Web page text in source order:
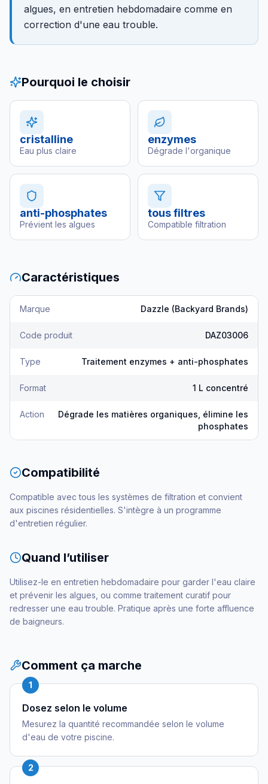
algues, en entretien hebdomadaire comme en
correction d'une eau trouble.
Pourquoi le choisir
cristalline
Eau plus claire
enzymes
Dégrade l'organique
anti-phosphates
Prévient les algues
tous filtres
Compatible filtration
Caractéristiques
Marque Dazzle (Backyard Brands)
Code produit DAZ03006
Type Traitement enzymes + anti-phosphates
Format 1 L concentré
Action
Dégrade les matières organiques, élimine les
phosphates
Compatibilité
Compatible avec tous les systèmes de filtration et convient
aux piscines résidentielles. S'intègre à un programme
d'entretien régulier.
Quand l’utiliser
Utilisez-le en entretien hebdomadaire pour garder l'eau claire
et prévenir les algues, ou comme traitement curatif pour
redresser une eau trouble. Pratique après une forte affluence
de baigneurs.
Comment ça marche
1
Dosez selon le volume
Mesurez la quantité recommandée selon le volume
d'eau de votre piscine.
2